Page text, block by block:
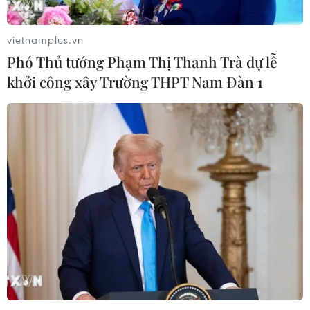
06/08/2026 09:42
Hà Nội tăng tốc thi công
Đồng Nai yêu cầu đẩy nhanh tiến độ
dự án kết nối vùng, sân bay Long
Thành
06/08/2026 09:05
Cầu Đắk Lung sập sau cú
tông của xe tải cẩu, 2 người thoát
vietnamplus.vn
Phó Thủ tướng Phạm Thị Thanh Trà dự lễ
khởi công xây Trường THPT Nam Đàn 1